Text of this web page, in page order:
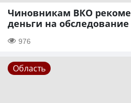
Чиновникам ВКО
деньги на
976
Область